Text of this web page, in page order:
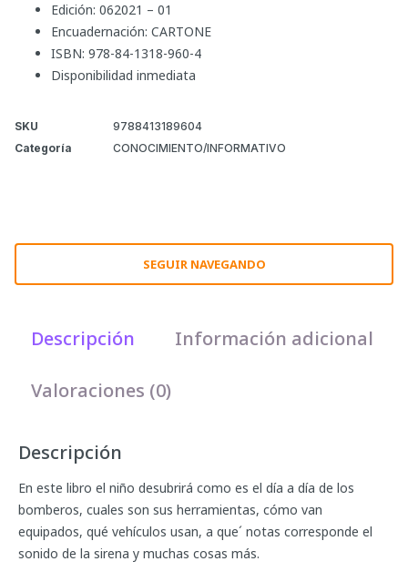
Edición: 062021 – 01
Encuadernación: CARTONE
ISBN: 978-84-1318-960-4
Disponibilidad inmediata
SKU
9788413189604
Categoría
CONOCIMIENTO/INFORMATIVO
SEGUIR NAVEGANDO
Descripción Información adicional
Valoraciones (0)
Descripción
En este libro el niño desubrirá como es el día a día de los
bomberos, cuales son sus herramientas, cómo van
equipados, qué vehículos usan, a que´ notas corresponde el
sonido de la sirena y muchas cosas más.